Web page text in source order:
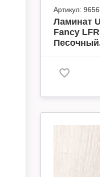
Артикул:
Ламинат
Fancy